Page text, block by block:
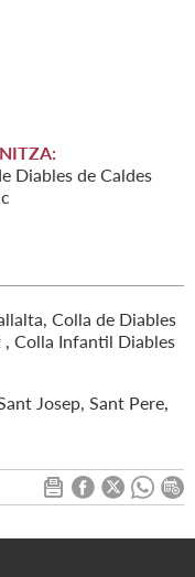
Diables de Caldes
Colla de Diables
Colla Infantil Diables
Josep, Sant Pere,